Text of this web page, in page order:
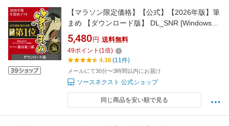
【マラソン限定価格】【公式】【2026年版】筆
まめ 【ダウンロード版】 DL_SNR [Windows用]
[はがき・住所録ソフト] 年賀状ソフト はがきソ
フト 年賀状作成 喪中はがき作成 送料無料 ソ
ースネクスト 2026年度版 人気 使いやすい 年賀
状印刷 DM作成 顧客管理
5,480 円 送料無料
49ポイント (1倍)
4.36(11件)
メールにて30分〜3時間以内にお届け
ソースネクスト 公式ショップ
同じ商品を安い順で見る